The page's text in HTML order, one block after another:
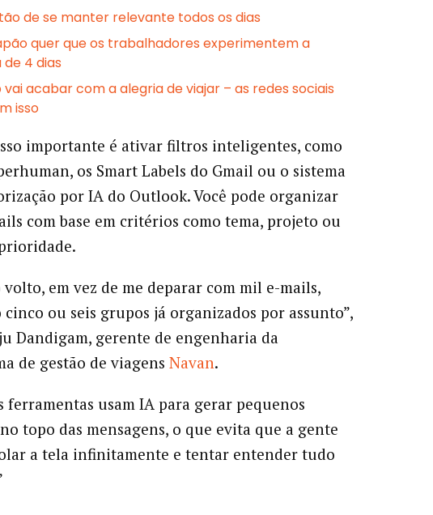
de se manter relevante todos os dias
quer que os trabalhadores experimentem a
4 dias
vai acabar com a alegria de viajar – as redes sociais
isso
importante é ativar filtros inteligentes, como
os Smart Labels do Gmail ou o sistema
por IA do Outlook. Você pode organizar
com base em critérios como tema, projeto ou
volto, em vez de me deparar com mil e-mails,
ou seis grupos já organizados por assunto”,
Dandigam, gerente de engenharia da
de gestão de viagens Navan.
ferramentas usam IA para gerar pequenos
topo das mensagens, o que evita que a gente
a tela infinitamente e tentar entender tudo